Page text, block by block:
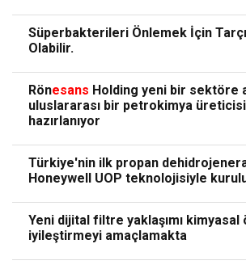
Süperbakterileri Önlemek İçin
Olabilir.
Rönesans Holding yeni bir sektöre
uluslararası bir petrokimya
hazırlanıyor
Türkiye'nin ilk propan
Honeywell UOP teknolojisiyle
Yeni dijital filtre yaklaşımı
iyileştirmeyi amaçlamakta